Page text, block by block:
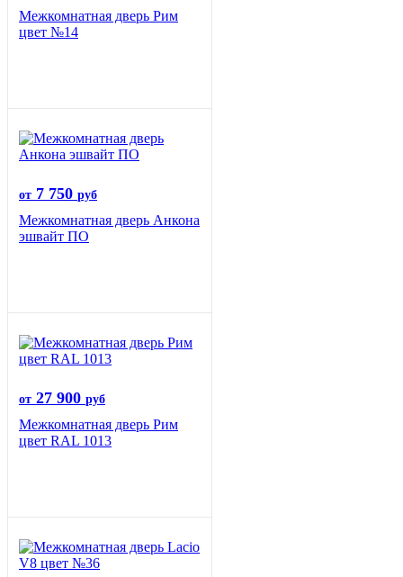
Межкомнатная дверь Рим
цвет №14
от 7 750 руб
Межкомнатная дверь Анкона
эшвайт ПО
от 27 900 руб
Межкомнатная дверь Рим
цвет RAL 1013